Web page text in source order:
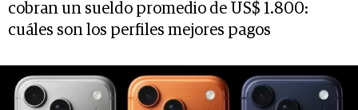
cobran un sueldo promedio de US$ 1.800:
cuáles son los perfiles mejores pagos